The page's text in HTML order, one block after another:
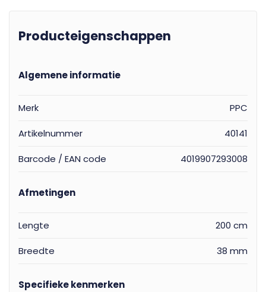
Producteigenschappen
Algemene informatie
Merk PPC
Artikelnummer 40141
Barcode / EAN code 4019907293008
Afmetingen
Lengte 200 cm
Breedte 38 mm
Specifieke kenmerken